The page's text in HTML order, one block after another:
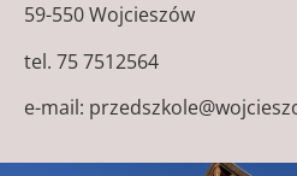
59-550 Wojcieszów
tel. 75 7512564
e-mail: